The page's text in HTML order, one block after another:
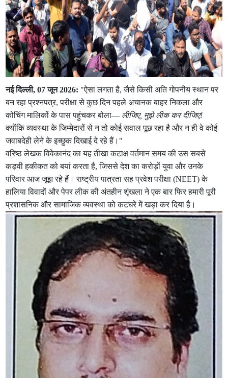
नई दिल्ली, 07 जून 2026: "ऐसा लगता है, जैसे किसी अति गोपनीय स्थान पर
बन रहा प्रश्नपत्र, परीक्षा से कुछ दिन पहले अचानक बाहर निकला और
कोचिंग मालिकों के पास पहुंचकर बोला— लीजिए, मुझे लीक कर दीजिए!
क्योंकि व्यवस्था के जिम्मेदारों से न तो कोई सवाल पूछ रहा है और न ही वे कोई
जवाबदेही लेने के इच्छुक दिखाई दे रहे हैं।"
वरिष्ठ लेखक विवेकानंद का यह तीखा कटाक्ष वर्तमान समय की उस सबसे
कड़वी हकीकत को बयां करता है, जिससे देश का करोड़ों युवा और उनके
परिवार आज जूझ रहे हैं। राष्ट्रीय पात्रता सह प्रवेश परीक्षा (NEET) के
हालिया विवादों और पेपर लीक की अंतहीन शृंखला ने एक बार फिर हमारी पूरी
प्रशासनिक और सामाजिक व्यवस्था को कटघरे में खड़ा कर दिया है।